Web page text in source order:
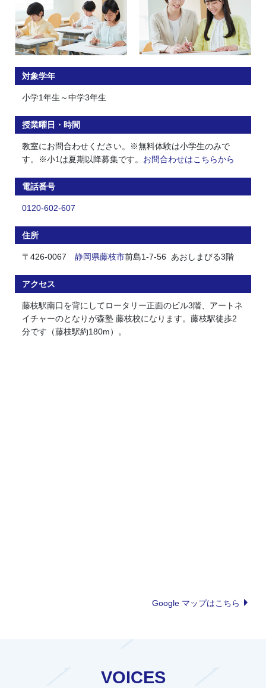
対象学年
小学1年生～中学3年生
授業曜日・時間
教室にお問合わせください。※無料体験は小学生のみで
す。※小1は夏期以降募集です。 お問合わせはこちらから
電話番号
0120-602-607
住所
〒426-0067 静岡県藤枝市前島1-7-56 あおしまびる3階
アクセス
藤枝駅南口を背にしてロータリー正面のビル3階、アートネ
イチャーのとなりが森塾 藤枝校になります。藤枝駅徒歩2
分です（藤枝駅約180m）。
Google マップはこちら
VOICES